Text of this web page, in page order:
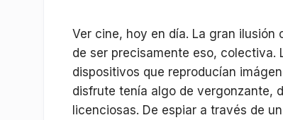
Ver cine, hoy en día. La gran ilusión
de ser precisamente eso, colectiva.
dispositivos que reproducían
disfrute tenía algo de vergonzante,
licenciosas. De espiar a través de